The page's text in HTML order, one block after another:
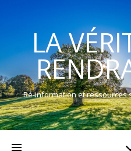
LA
Ré-information et ressources